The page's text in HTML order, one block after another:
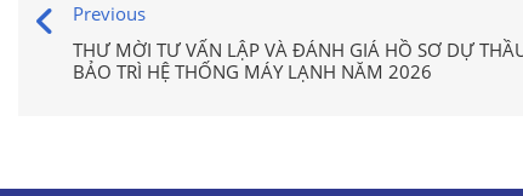
Previous
THƯ MỜI TƯ VẤN LẬP VÀ ĐÁNH GIÁ HỒ SƠ DỰ
BẢO TRÌ HỆ THỐNG MÁY LẠNH NĂM 2026